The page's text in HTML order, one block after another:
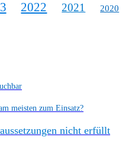
2022 2021 2020
meisten zum Einsatz?
nicht erfüllt